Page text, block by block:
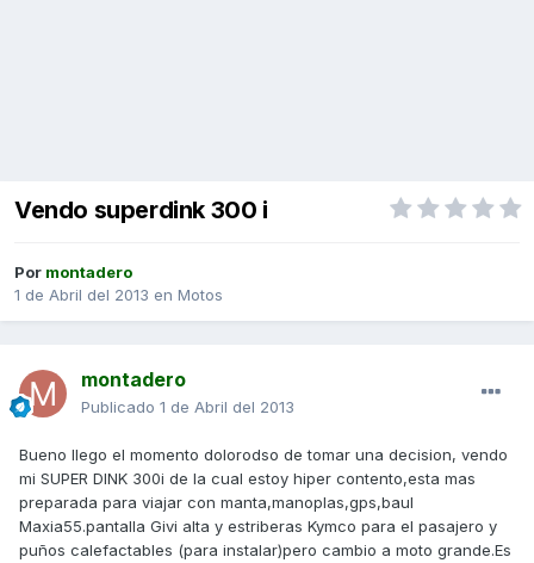
Vendo superdink 300 i
Por montadero
1 de Abril del 2013 en Motos
montadero
Publicado 1 de Abril del 2013
Bueno llego el momento dolorodso de tomar una decision, vendo
mi SUPER DINK 300i de la cual estoy hiper contento,esta mas
preparada para viajar con manta,manoplas,gps,baul
Maxia55.pantalla Givi alta y estriberas Kymco para el pasajero y
puños calefactables (para instalar)pero cambio a moto grande.Es